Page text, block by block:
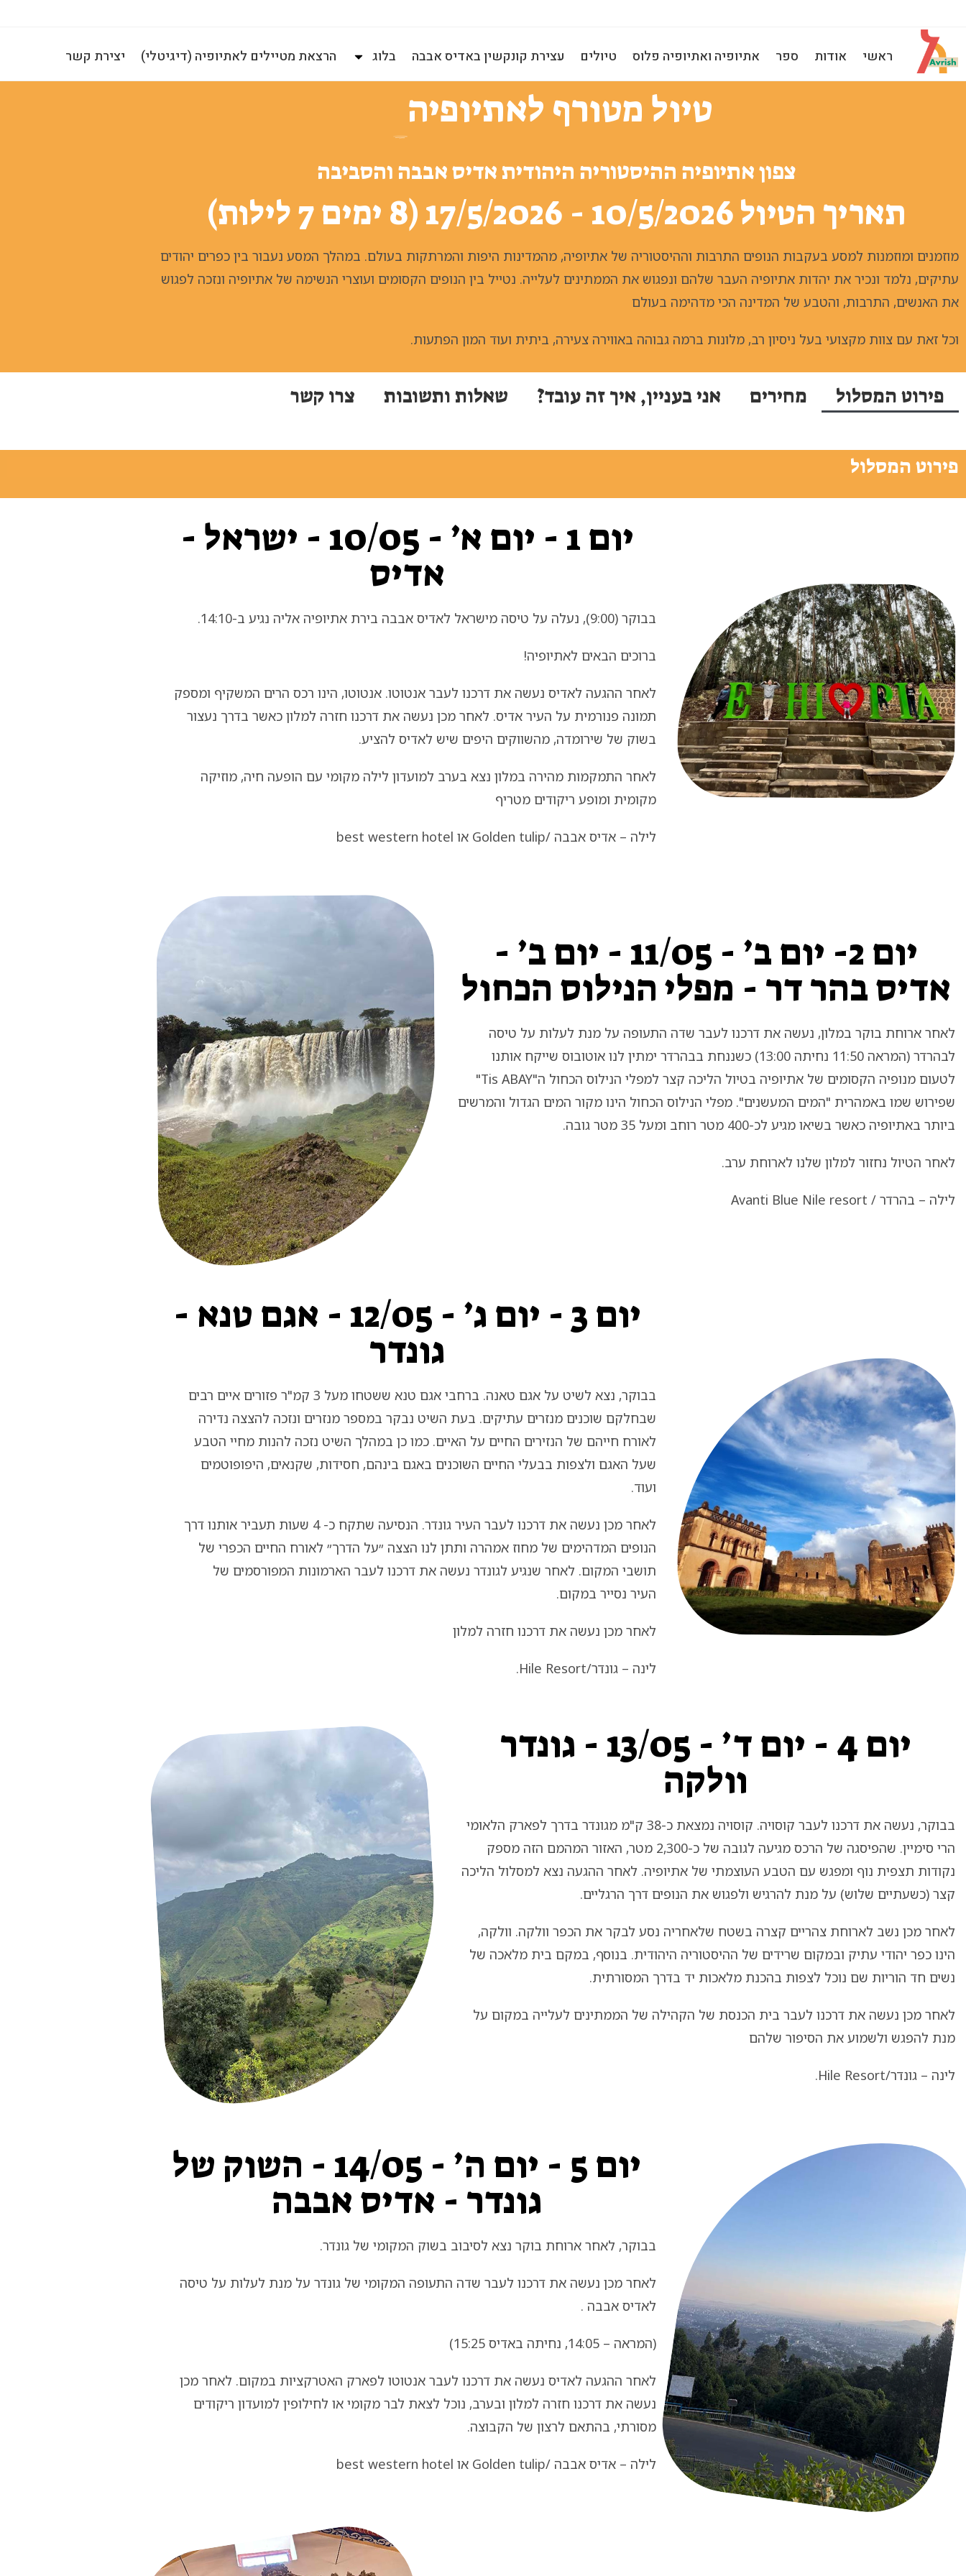
ראשי אודות ספר אתיופיה ואתיופיה פלוס טיולים עצירת קונקשין באדיס אבבה בלוג הרצאת מטיילים לאתיופיה (דיגיטלי) יצירת קשר
טיול מטורף לאתיופיה
צפון אתיופיה ההיסטוריה היהודית אדיס אבבה והסביבה
תאריך הטיול 10/5/2026 - 17/5/2026 (8 ימים 7 לילות)
מוזמנים ומוזמנות למסע בעקבות הנופים התרבות וההיסטוריה של אתיופיה, מהמדינות היפות והמרתקות בעולם. במהלך המסע נעבור בין כפרים יהודים
עתיקים, נלמד ונכיר את יהדות אתיופיה העבר שלהם ונפגוש את הממתינים לעלייה. נטייל בין הנופים הקסומים ועוצרי הנשימה של אתיופיה ונזכה לפגוש
את האנשים, התרבות, והטבע של המדינה הכי מדהימה בעולם
וכל זאת עם צוות מקצועי בעל ניסיון רב, מלונות ברמה גבוהה באווירה צעירה, ביתית ועוד המון הפתעות.
פירוט המסלול מחירים אני בעניין, איך זה עובד? שאלות ותשובות צרו קשר
פירוט המסלול
יום 1 - יום א׳ - 10/05 - ישראל -
אדיס
בבוקר (9:00), נעלה על טיסה מישראל לאדיס אבבה בירת אתיופיה אליה נגיע ב-14:10.
ברוכים הבאים לאתיופיה!
לאחר ההגעה לאדיס נעשה את דרכנו לעבר אנטוטו. אנטוטו, הינו רכס הרים המשקיף ומספק
תמונה פנורמית על העיר אדיס. לאחר מכן נעשה את דרכנו חזרה למלון כאשר בדרך נעצור
בשוק של שירומדה, מהשווקים היפים שיש לאדיס להציע.
לאחר התמקמות מהירה במלון נצא בערב למועדון לילה מקומי עם הופעה חיה, מוזיקה
מקומית ומופע ריקודים מטריף
לילה – אדיס אבבה /Golden tulip או best western hotel
יום 2- יום ב׳ - 11/05 - יום ב׳ -
אדיס בהר דר - מפלי הנילוס הכחול
לאחר ארוחת בוקר במלון, נעשה את דרכנו לעבר שדה התעופה על מנת לעלות על טיסה
לבהרדר (המראה 11:50 נחיתה 13:00) כשננחת בבהרדר ימתין לנו אוטובוס שייקח אותנו
לטעום מנופיה הקסומים של אתיופיה בטיול הליכה קצר למפלי הנילוס הכחול ה"Tis ABAY"
שפירוש שמו באמהרית "המים המעשנים". מפלי הנילוס הכחול הינו מקור המים הגדול והמרשים
ביותר באתיופיה כאשר בשיאו מגיע לכ-400 מטר רוחב ומעל 35 מטר גובה.
לאחר הטיול נחזור למלון שלנו לארוחת ערב.
לילה – בהרדר / Avanti Blue Nile resort
יום 3 - יום ג׳ - 12/05 - אגם טנא -
גונדר
בבוקר, נצא לשיט על אגם טאנה. ברחבי אגם טנא ששטחו מעל 3 קמ"ר פזורים איים רבים
שבחלקם שוכנים מנזרים עתיקים. בעת השיט נבקר במספר מנזרים ונזכה להצצה נדירה
לאורח חייהם של הנזירים החיים על האיים. כמו כן במהלך השיט נזכה להנות מחיי הטבע
שעל האגם ולצפות בבעלי החיים השוכנים באגם בינהם, חסידות, שקנאים, היפופוטמים
ועוד.
לאחר מכן נעשה את דרכנו לעבר העיר גונדר. הנסיעה שתקח כ- 4 שעות תעביר אותנו דרך
הנופים המדהימים של מחוז אמהרה ותתן לנו הצצה ״על הדרך״ לאורח החיים הכפרי של
תושבי המקום. לאחר שנגיע לגונדר נעשה את דרכנו לעבר הארמונות המפורסמים של
העיר נסייר במקום.
לאחר מכן נעשה את דרכנו חזרה למלון
לינה – גונדר/Hile Resort.
יום 4 - יום ד׳ - 13/05 - גונדר
וולקה
בבוקר, נעשה את דרכנו לעבר קוסויה. קוסויה נמצאת כ-38 ק"מ מגונדר בדרך לפארק הלאומי
הרי סימיין. שהפיסגה של הרכס מגיעה לגובה של כ-2,300 מטר, האזור המהמם הזה מספק
נקודות תצפית נוף ומפגש עם הטבע העוצמתי של אתיופיה. לאחר ההגעה נצא למסלול הליכה
קצר (כשעתיים שלוש) על מנת להרגיש ולפגוש את הנופים דרך הרגליים.
לאחר מכן נשב לארוחת צהריים קצרה בשטח שלאחריה נסע לבקר את הכפר וולקה. וולקה,
הינו כפר יהודי עתיק ובמקום שרידים של ההיסטוריה היהודית. בנוסף, במקם בית מלאכה של
נשים חד הוריות שם נוכל לצפות בהכנת מלאכות יד בדרך המסורתית.
לאחר מכן נעשה את דרכנו לעבר בית הכנסת של הקהילה של הממתינים לעלייה במקום על
מנת להפגש ולשמוע את הסיפור שלהם
לינה – גונדר/Hile Resort.
יום 5 - יום ה׳ - 14/05 - השוק של
גונדר - אדיס אבבה
בבוקר, לאחר ארוחת בוקר נצא לסיבוב בשוק המקומי של גונדר.
לאחר מכן נעשה את דרכנו לעבר שדה התעופה המקומי של גונדר על מנת לעלות על טיסה
לאדיס אבבה .
(המראה – 14:05, נחיתה באדיס 15:25)
לאחר ההגעה לאדיס נעשה את דרכנו לעבר אנטוטו לפארק האטרקציות במקום. לאחר מכן
נעשה את דרכנו חזרה למלון ובערב, נוכל לצאת לבר מקומי או לחילופין למועדון ריקודים
מסורתי, בהתאם לרצון של הקבוצה.
לילה – אדיס אבבה /Golden tulip או best western hotel